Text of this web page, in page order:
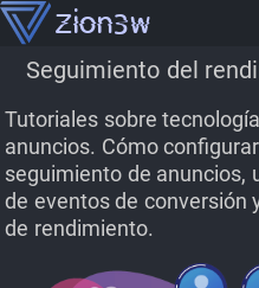
Seguimiento del
Tutoriales sobre
anuncios. Cómo
seguimiento de anuncios,
de eventos de conversión
de rendimiento.